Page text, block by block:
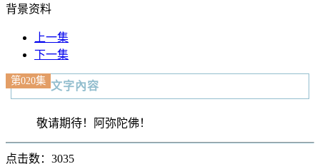
背景资料
上一集
下一集
第020集 文字內容
敬请期待！阿弥陀佛！
点击数：3035